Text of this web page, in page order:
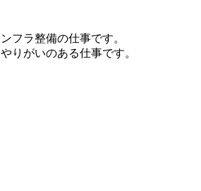
フラ整備の仕事です。
りがいのある仕事です。